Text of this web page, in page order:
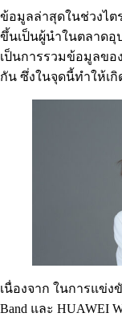
ข้อมูลล่าสุดในช่วงไต
ขึ้นเป็นผู้นำในตลาดอุ
เป็นการรวมข้อมูลขอ
กัน ซึ่งในจุดนี้ทำให้เ
เนื่องจาก ในการแข่
Band และ HUAWEI